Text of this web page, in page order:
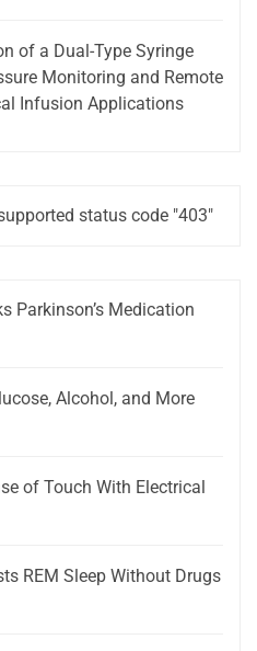
of a Dual-Type Syringe
Monitoring and Remote
Infusion Applications
status code "403"
Parkinson’s Medication
Alcohol, and More
of Touch With Electrical
REM Sleep Without Drugs